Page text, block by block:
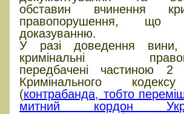
обставин вчинення
правопорушення, що
доказуванню.
У разі доведення вини,
кримінальні
передбачені частиною 2
Кримінального
(контрабанда, тобто
митний кордон